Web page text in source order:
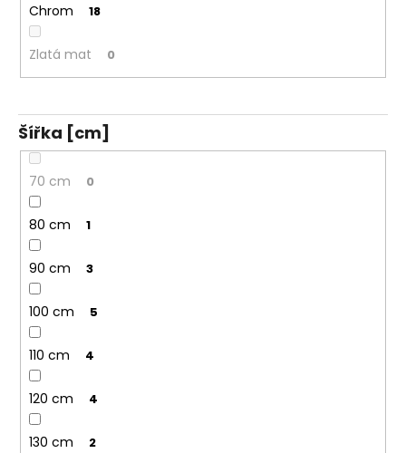
Chrom 18
Zlatá mat 0
Šířka [cm]
70 cm 0
80 cm 1
90 cm 3
100 cm 5
110 cm 4
120 cm 4
130 cm 2